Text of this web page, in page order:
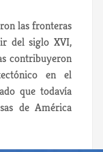
las fronteras
del siglo XVI,
contribuyeron
en el
que todavía
de América